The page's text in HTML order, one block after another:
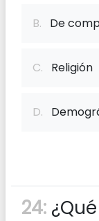
B. De
C. Religión
D.
24: